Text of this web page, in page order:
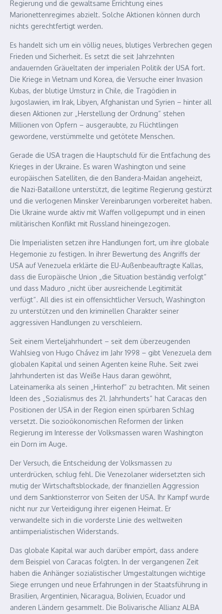
Regierung und die gewaltsame Errichtung eines
Marionettenregimes abzielt. Solche Aktionen können durch
nichts gerechtfertigt werden.
Es handelt sich um ein völlig neues, blutiges Verbrechen gegen
Frieden und Sicherheit. Es setzt die seit Jahrzehnten
andauernden Gräueltaten der imperialen Politik der USA fort.
Die Kriege in Vietnam und Korea, die Versuche einer Invasion
Kubas, der blutige Umsturz in Chile, die Tragödien in
Jugoslawien, im Irak, Libyen, Afghanistan und Syrien – hinter all
diesen Aktionen zur „Herstellung der Ordnung“ stehen
Millionen von Opfern – ausgeraubte, zu Flüchtlingen
gewordene, verstümmelte und getötete Menschen.
Gerade die USA tragen die Hauptschuld für die Entfachung des
Krieges in der Ukraine. Es waren Washington und seine
europäischen Satelliten, die den Bandera-Maidan angeheizt,
die Nazi-Bataillone unterstützt, die legitime Regierung gestürzt
und die verlogenen Minsker Vereinbarungen vorbereitet haben.
Die Ukraine wurde aktiv mit Waffen vollgepumpt und in einen
militärischen Konflikt mit Russland hineingezogen.
Die Imperialisten setzen ihre Handlungen fort, um ihre globale
Hegemonie zu festigen. In ihrer Bewertung des Angriffs der
USA auf Venezuela erklärte die EU-Außenbeauftragte Kallas,
dass die Europäische Union „die Situation beständig verfolgt“
und dass Maduro „nicht über ausreichende Legitimität
verfügt“. All dies ist ein offensichtlicher Versuch, Washington
zu unterstützen und den kriminellen Charakter seiner
aggressiven Handlungen zu verschleiern.
Seit einem Vierteljahrhundert – seit dem überzeugenden
Wahlsieg von Hugo Chávez im Jahr 1998 – gibt Venezuela dem
globalen Kapital und seinen Agenten keine Ruhe. Seit zwei
Jahrhunderten ist das Weiße Haus daran gewöhnt,
Lateinamerika als seinen „Hinterhof“ zu betrachten. Mit seinen
Ideen des „Sozialismus des 21. Jahrhunderts“ hat Caracas den
Positionen der USA in der Region einen spürbaren Schlag
versetzt. Die sozioökonomischen Reformen der linken
Regierung im Interesse der Volksmassen waren Washington
ein Dorn im Auge.
Der Versuch, die Entscheidung der Volksmassen zu
unterdrücken, schlug fehl. Die Venezolaner widersetzten sich
mutig der Wirtschaftsblockade, der finanziellen Aggression
und dem Sanktionsterror von Seiten der USA. Ihr Kampf wurde
nicht nur zur Verteidigung ihrer eigenen Heimat. Er
verwandelte sich in die vorderste Linie des weltweiten
antiimperialistischen Widerstands.
Das globale Kapital war auch darüber empört, dass andere
dem Beispiel von Caracas folgten. In der vergangenen Zeit
haben die Anhänger sozialistischer Umgestaltungen wichtige
Siege errungen und neue Erfahrungen in der Staatsführung in
Brasilien, Argentinien, Nicaragua, Bolivien, Ecuador und
anderen Ländern gesammelt. Die Bolivarische Allianz ALBA